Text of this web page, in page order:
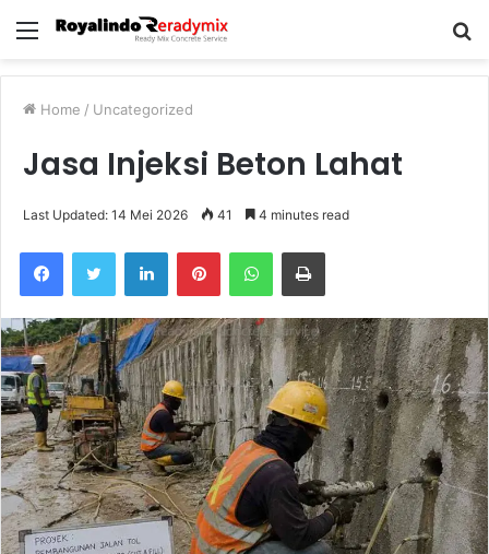
Menu
Home / Uncategorized
Jasa Injeksi Beton Lahat
Last Updated: 14 Mei 2026 41 4 minutes read
FacebookTwitter LinkedInPinterestWhatsAppPrint